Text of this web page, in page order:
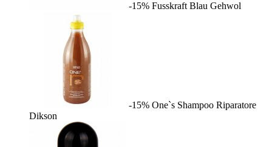
-15% Fusskraft Blau Gehwol
-15% One`s Shampoo Riparatore
Dikson